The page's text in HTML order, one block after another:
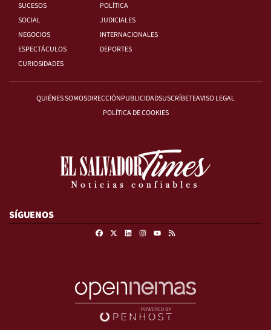
SUCESOS
POLÍTICA
SOCIAL
JUDICIALES
NEGOCIOS
INTERNACIONALES
ESPECTÁCULOS
DEPORTES
CURIOSIDADES
QUIÉNES SOMOSDIRECCIÓNPUBLICIDADSUSCRÍBETEAVISO LEGAL
POLÍTICA DE COOKIES
SÍGUENOS
FacebookLinkedinInstagram